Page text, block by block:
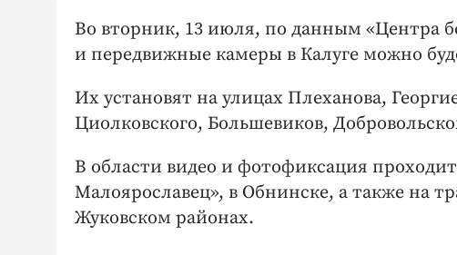
Во вторник, 13 июля, по данным «Центра
и передвижные камеры в Калуге можно
Их установят на улицах Плеханова,
Циолковского, Большевиков,
В области видео и фотофиксация
Малоярославец», в Обнинске, а также на
Жуковском районах.